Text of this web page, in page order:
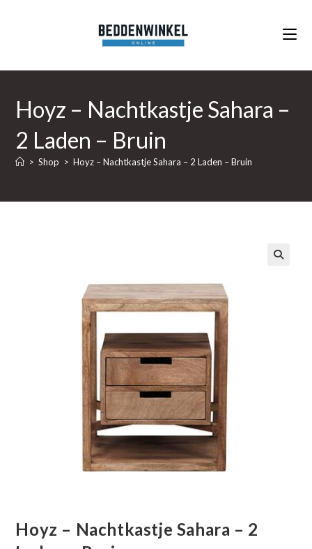
Hoyz – Nachtkastje Sahara –
2 Laden – Bruin
> Shop > Hoyz – Nachtkastje Sahara – 2 Laden – Bruin
Hoyz – Nachtkastje Sahara – 2